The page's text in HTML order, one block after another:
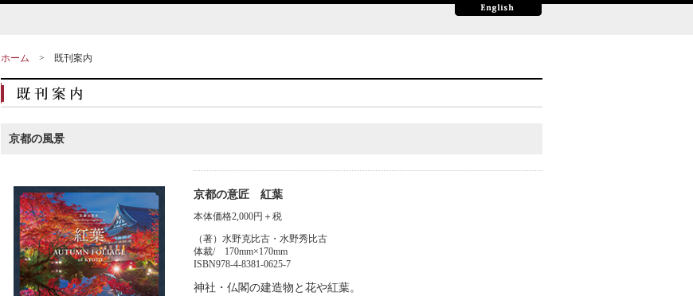
ホーム > 既刊案内
京都の風景
京都の意匠 紅葉
本体価格2,000円＋税
（著）水野克比古・水野秀比古
体裁/ 170mm×170mm
ISBN978-4-8381-0625-7
神社・仏閣の建造物と花や紅葉。